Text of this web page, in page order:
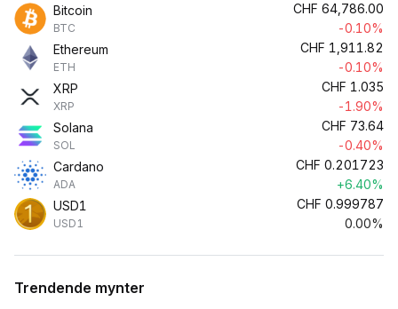
Bitcoin
BTC
CHF 64,786.00
-0.10%
Ethereum
ETH
CHF 1,911.82
-0.10%
XRP
XRP
CHF 1.035
-1.90%
Solana
SOL
CHF 73.64
-0.40%
Cardano
ADA
CHF 0.201723
+6.40%
USD1
USD1
CHF 0.999787
0.00%
Trendende mynter